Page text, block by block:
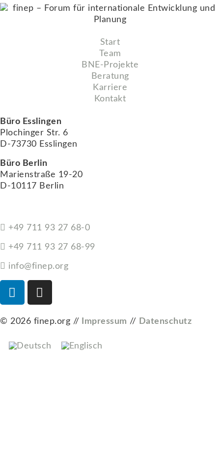
Start
Team
BNE-Projekte
Beratung
Karriere
Kontakt
Büro Esslingen
Plochinger Str. 6
D-73730 Esslingen
Büro Berlin
Marienstraße 19-20
D-10117 Berlin
+49 711 93 27 68-0
+49 711 93 27 68-99
info@finep.org
© 2026 finep.org // Impressum // Datenschutz